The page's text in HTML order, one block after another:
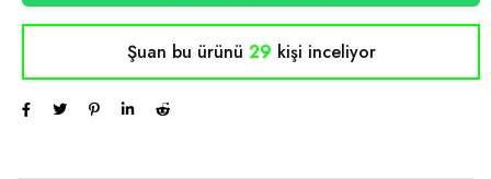
Şuan bu ürünü 29 kişi inceliyor